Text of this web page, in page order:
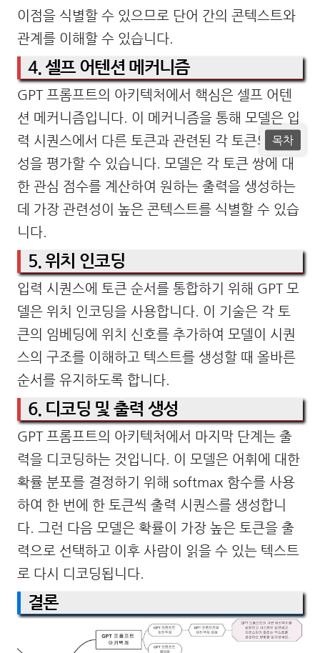
이점을 식별할 수 있으므로 단어 간의 콘텍스트와
관계를 이해할 수 있습니다.
4. 셀프 어텐션 메커니즘
GPT 프롬프트의 아키텍처에서 핵심은 셀프 어텐
션 메커니즘입니다. 이 메커니즘을 통해 모델은 입
력 시퀀스에서 다른 토큰과 관련된 각 토큰의 중요
성을 평가할 수 있습니다. 모델은 각 토큰 쌍에 대
한 관심 점수를 계산하여 원하는 출력을 생성하는
데 가장 관련성이 높은 콘텍스트를 식별할 수 있습
니다.
5. 위치 인코딩
입력 시퀀스에 토큰 순서를 통합하기 위해 GPT 모
델은 위치 인코딩을 사용합니다. 이 기술은 각 토
큰의 임베딩에 위치 신호를 추가하여 모델이 시퀀
스의 구조를 이해하고 텍스트를 생성할 때 올바른
순서를 유지하도록 합니다.
6. 디코딩 및 출력 생성
GPT 프롬프트의 아키텍처에서 마지막 단계는 출
력을 디코딩하는 것입니다. 이 모델은 어휘에 대한
확률 분포를 결정하기 위해 softmax 함수를 사용
하여 한 번에 한 토큰씩 출력 시퀀스를 생성합니
다. 그런 다음 모델은 확률이 가장 높은 토큰을 출
력으로 선택하고 이후 사람이 읽을 수 있는 텍스트
로 다시 디코딩됩니다.
결론
목차